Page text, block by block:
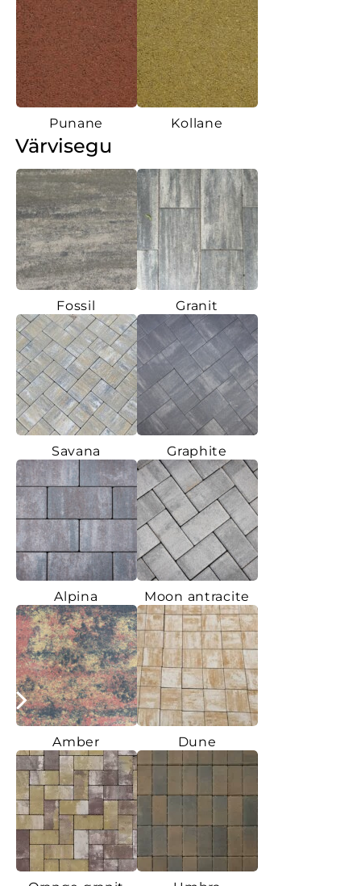
Punane Kollane
Värvisegu
Fossil Granit
Savana Graphite
Alpina Moon antracite
Amber Dune